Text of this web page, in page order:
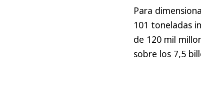
Para
101 toneladas
de 120 mil
sobre los 7,5